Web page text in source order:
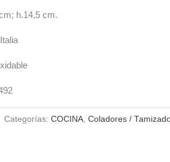
h.14,5 cm.
Categorías: COCINA, Coladores /